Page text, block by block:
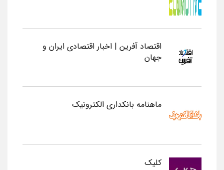
اقتصاد آفرین | اخبار اقتصادی ایران و
جهان
ماهنامه بانکداری الکترونیک
کلیک